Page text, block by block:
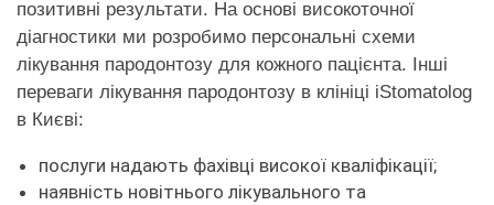
позитивні результати. На основі високоточної
діагностики ми розробимо персональні схеми
лікування пародонтозу для кожного пацієнта. Інші
переваги лікування пародонтозу в клініці iStomatolog
в Києві:
послуги надають фахівці високої кваліфікації;
наявність новітнього лікувального та